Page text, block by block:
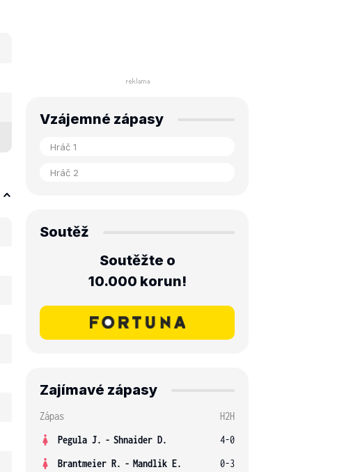
Vzájemné zápasy
Soutěž
Soutěžte o
10.000 korun!
Zajímavé zápasy
Zápas
H2H
Pegula J. - Shnaider D.
4-0
Brantmeier R. - Mandlik E.
0-3